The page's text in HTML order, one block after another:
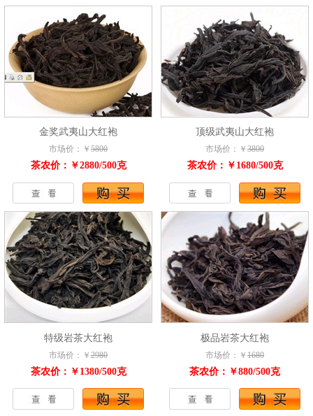
金奖武夷山大红袍
市场价：￥ 5800
茶农价：￥2880/500克
顶级武夷山大红袍
市场价：￥ 3800
茶农价：￥1680/500克
特级岩茶大红袍
市场价：￥ 2980
茶农价：￥1380/500克
极品岩茶大红袍
市场价：￥ 1680
茶农价：￥880/500克